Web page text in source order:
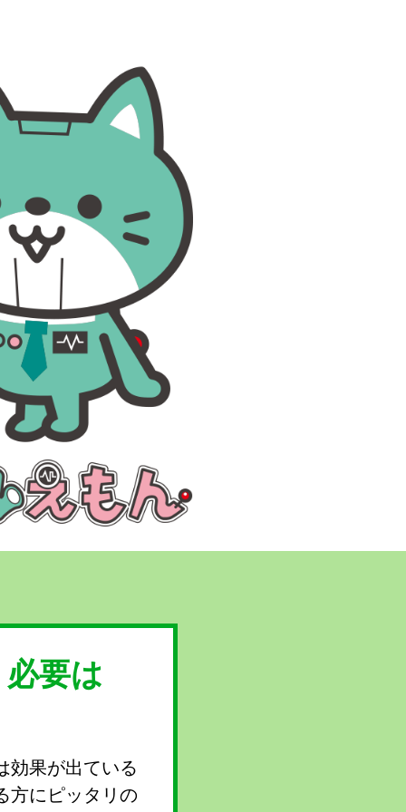
要は
効果が出ている
方にピッタリの